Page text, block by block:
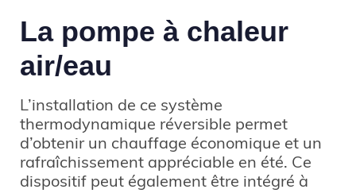
La pompe à chaleur
air/eau
L’installation de ce système
thermodynamique réversible permet
d’obtenir un chauffage économique et un
rafraîchissement appréciable en été. Ce
dispositif peut également être intégré à